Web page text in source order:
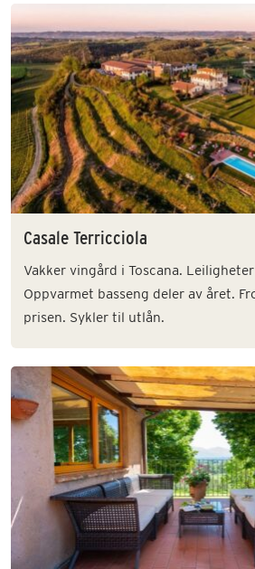
Casale Terricciola
Vakker vingård i Toscana.
Oppvarmet basseng deler av året.
prisen. Sykler til utlån.